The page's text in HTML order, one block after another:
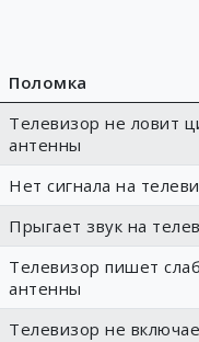
Поломка
Телевизор не ловит
антенны
Нет сигнала на
Прыгает звук на
Телевизор пишет
антенны
Телевизор не